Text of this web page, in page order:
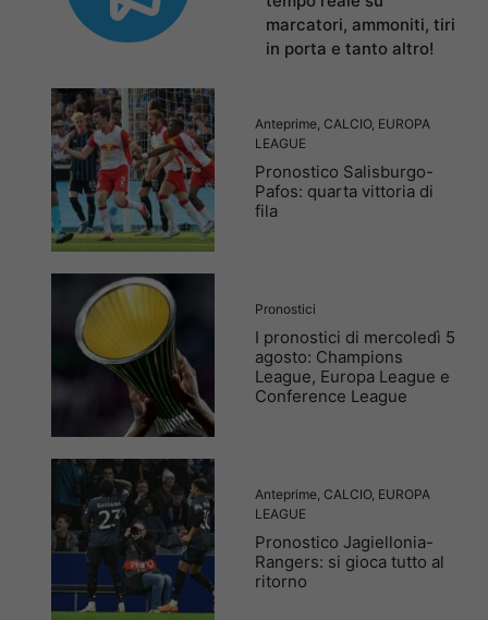
marcatori, ammoniti, tiri
in porta e tanto altro!
Anteprime CALCIO, EUROPA
LEAGUE
Pronostico Salisburgo-
Pafos: quarta vittoria di
fila
Pronostici
I pronostici di mercoledì 5
agosto: Champions
League, Europa League e
Conference League
Anteprime CALCIO, EUROPA
LEAGUE
Pronostico Jagiellonia-
Rangers: si gioca tutto al
ritorno